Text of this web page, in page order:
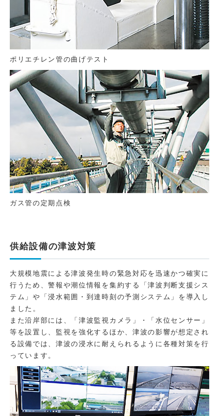
ポリエチレン管の曲げテスト
ガス管の定期点検
供給設備の津波対策
大規模地震による津波発生時の緊急対応を迅速かつ確実に
行うため、警報や潮位情報を集約する「津波判断支援シス
テム」や「浸水範囲・到達時刻の予測システム」を導入し
ました。
また沿岸部には、「津波監視カメラ」・「水位センサー」
等を設置し、監視を強化するほか、津波の影響が想定され
る設備では、津波の浸水に耐えられるように各種対策を行
っています。